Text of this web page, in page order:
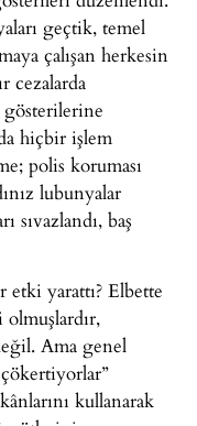
geçtik, temel
çalışan herkesin
cezalarda
gösterilerine
hiçbir işlem
polis koruması
lubunyalar
sıvazlandı, baş
yarattı? Elbette
Ama genel
kullanarak